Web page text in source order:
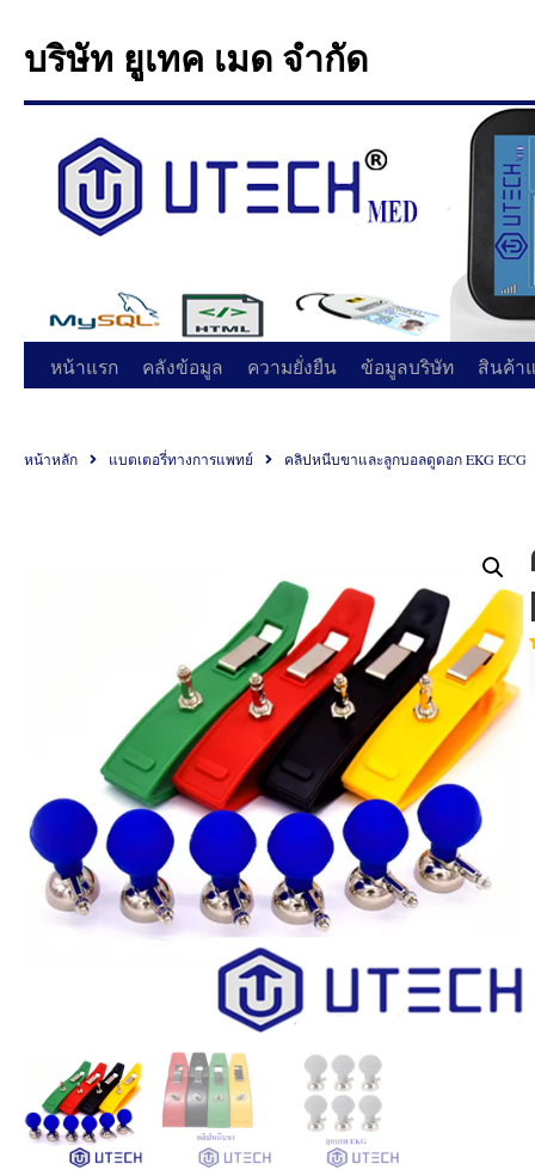
บริษัท ยูเทค เมด จำกัด
หน้าแรก คลังข้อมูล ความยั่งยืน ข้อมูลบริษัท สินค้า
หน้าหลัก แบตเตอรี่ทางการแพทย์ คลิปหนีบขาและลูกบอลดูดอก EKG ECG